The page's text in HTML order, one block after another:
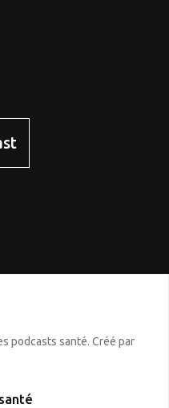
podcasts santé. Créé par